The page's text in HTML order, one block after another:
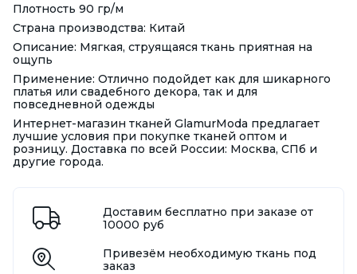
Плотность 90 гр/м
Страна производства: Китай
Описание: Мягкая, струящаяся ткань приятная на
ощупь
Применение: Отлично подойдет как для шикарного
платья или свадебного декора, так и для
повседневной одежды
Интернет-магазин тканей GlamurModa предлагает
лучшие условия при покупке тканей оптом и
розницу. Доставка по всей России: Москва, СПб и
другие города.
Доставим бесплатно при заказе от
10000 руб
Привезём необходимую ткань под
заказ